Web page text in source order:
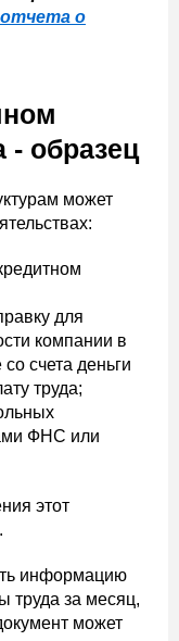
о
- образец
может
для
компании в
счета деньги
труда;
ФНС или
этот
информацию
труда за месяц,
может